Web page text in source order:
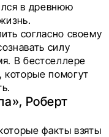
в древнюю
согласно своему
силу
В бестселлере
помогут
Роберт
факты взяты